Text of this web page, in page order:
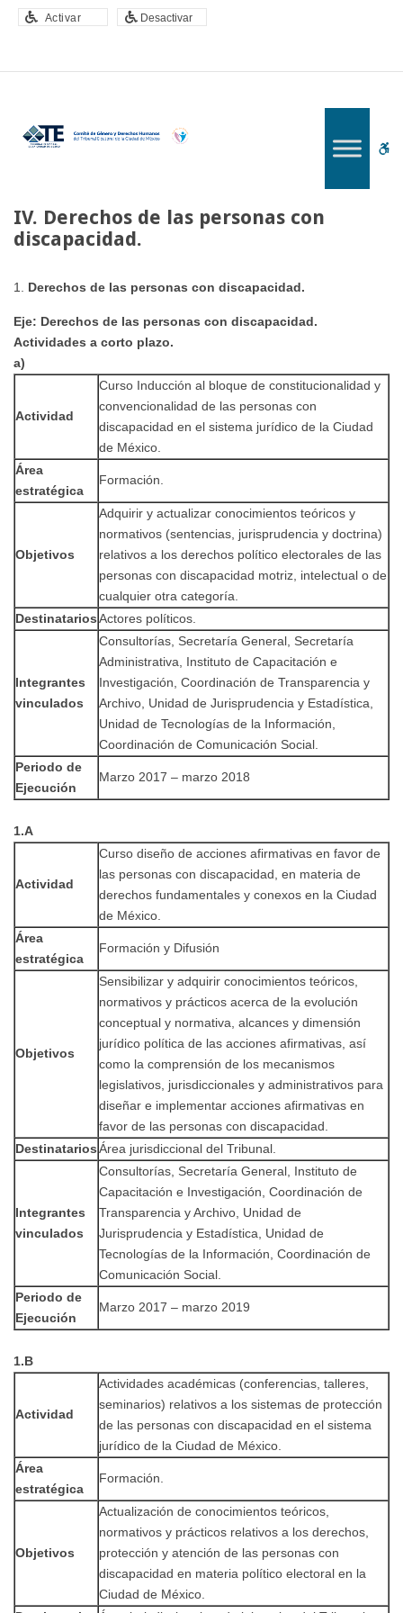
de
Activar Desactivar
IV. Derechos de las personas con
discapacidad.
Derechos de las personas con discapacidad.
Eje: Derechos de las personas con discapacidad.
Actividades a corto plazo.
a)
Actividad
Curso Inducción al bloque de constitucionalidad y
convencionalidad de las personas con
discapacidad en el sistema jurídico de la Ciudad
de México.
Área
estratégica
Formación.
Objetivos
Adquirir y actualizar conocimientos teóricos y
normativos (sentencias, jurisprudencia y doctrina)
relativos a los derechos político electorales de las
personas con discapacidad motriz, intelectual o de
cualquier otra categoría.
DestinatariosActores políticos.
Integrantes
vinculados
Consultorías, Secretaría General, Secretaría
Administrativa, Instituto de Capacitación e
Investigación, Coordinación de Transparencia y
Archivo, Unidad de Jurisprudencia y Estadística,
Unidad de Tecnologías de la Información,
Coordinación de Comunicación Social.
Periodo de
Ejecución
Marzo 2017 – marzo 2018
1.A
Actividad
Curso diseño de acciones afirmativas en favor de
las personas con discapacidad, en materia de
derechos fundamentales y conexos en la Ciudad
de México.
Área
estratégica
Formación y Difusión
Objetivos
Sensibilizar y adquirir conocimientos teóricos,
normativos y prácticos acerca de la evolución
conceptual y normativa, alcances y dimensión
jurídico política de las acciones afirmativas, así
como la comprensión de los mecanismos
legislativos, jurisdiccionales y administrativos para
diseñar e implementar acciones afirmativas en
favor de las personas con discapacidad.
DestinatariosÁrea jurisdiccional del Tribunal.
Integrantes
vinculados
Consultorías, Secretaría General, Instituto de
Capacitación e Investigación, Coordinación de
Transparencia y Archivo, Unidad de
Jurisprudencia y Estadística, Unidad de
Tecnologías de la Información, Coordinación de
Comunicación Social.
Periodo de
Ejecución
Marzo 2017 – marzo 2019
1.B
Actividad
Actividades académicas (conferencias, talleres,
seminarios) relativos a los sistemas de protección
de las personas con discapacidad en el sistema
jurídico de la Ciudad de México.
Área
estratégica
Formación.
Objetivos
Actualización de conocimientos teóricos,
normativos y prácticos relativos a los derechos,
protección y atención de las personas con
discapacidad en materia político electoral en la
Ciudad de México.